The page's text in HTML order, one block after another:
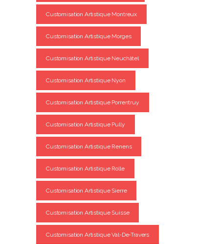
Customisation Artistique Montreux
Customisation Artistique Morges
Customisation Artistique Neuchâtel
Customisation Artistique Nyon
Customisation Artistique Porrentruy
Customisation Artistique Pully
Customisation Artistique Renens
Customisation Artistique Rolle
Customisation Artistique Sierre
Customisation Artistique Suisse
Customisation Artistique Val-De-Travers